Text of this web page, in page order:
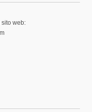
web: